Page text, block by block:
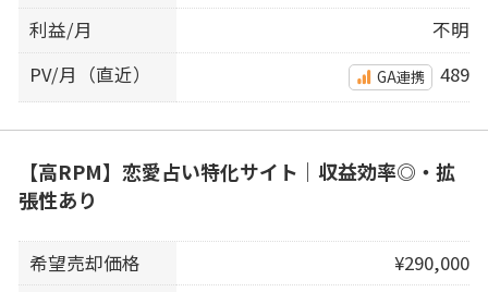
利益/月
不明
PV/月（直近）
GA連携 489
【高RPM】恋愛占い特化サイト｜収益効率◎・拡
張性あり
希望売却価格
¥290,000